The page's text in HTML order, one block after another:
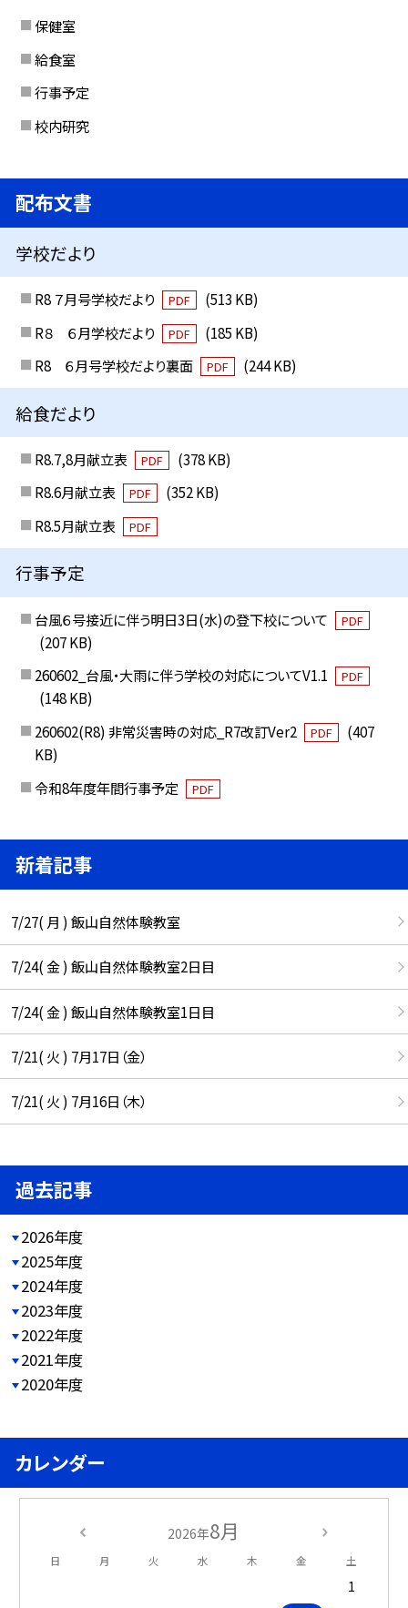
保健室
給食室
行事予定
校内研究
配布文書
学校だより
R8 ７月号学校だより PDF
(513 KB)
R８ ６月学校だより
PDF
(185 KB)
R8 ６月号学校だより裏面
PDF (244 KB)
給食だより
R8.7,8月献立表 PDF
(378 KB)
R8.6月献立表
PDF
(352 KB)
R8.5月献立表
PDF
行事予定
台風６号接近に伴う明日3日(水)の登下校について PDF
(207 KB)
260602_台風・大雨に伴う学校の対応についてV1.1
PDF
(148 KB)
260602(R8) 非常災害時の対応_R7改訂Ver2
PDF
(407
KB)
令和8年度年間行事予定
PDF
新着記事
7/27( 月 ) 飯山自然体験教室
7/24( 金 ) 飯山自然体験教室2日目
7/24( 金 ) 飯山自然体験教室1日目
7/21( 火 ) 7月17日（金）
7/21( 火 ) 7月16日（木）
過去記事
2026年度
2025年度
2024年度
2023年度
2022年度
2021年度
2020年度
カレンダー
2026年8月
日 月 火 水 木 金 土
1